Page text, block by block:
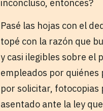
inconcluso, entonces?
Pasé las hojas con el
topé con la razón que
y casi ilegibles sobre el
empleados por
por solicitar, fotocopias
asentado ante la ley